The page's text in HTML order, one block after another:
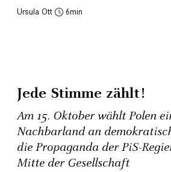
Ursula Ott 6
Jede Stimme zählt!
Am 15. Oktober wählt Polen
Nachbarland an
die Propaganda der PiS-
Mitte der Gesellschaft